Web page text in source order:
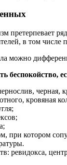
претерпевает
в том числе
можно
беспокойство,
черная,
кровяная
котором
ревидокса,